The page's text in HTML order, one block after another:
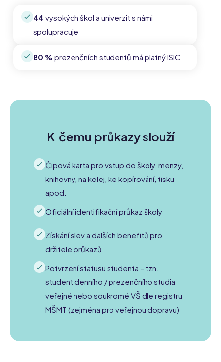
44 vysokých škol a univerzit s námi
spolupracuje
80 % prezenčních studentů má platný ISIC
K čemu průkazy slouží​
Čipová karta pro vstup do školy, menzy,
knihovny, na kolej, ke kopírování, tisku
apod.​
Oficiální identifikační průkaz školy
Získání slev a dalších benefitů pro
držitele průkazů
Potvrzení statusu studenta – tzn.
student denního / prezenčního studia
veřejné nebo soukromé VŠ dle registru
MŠMT (zejména pro veřejnou dopravu)​